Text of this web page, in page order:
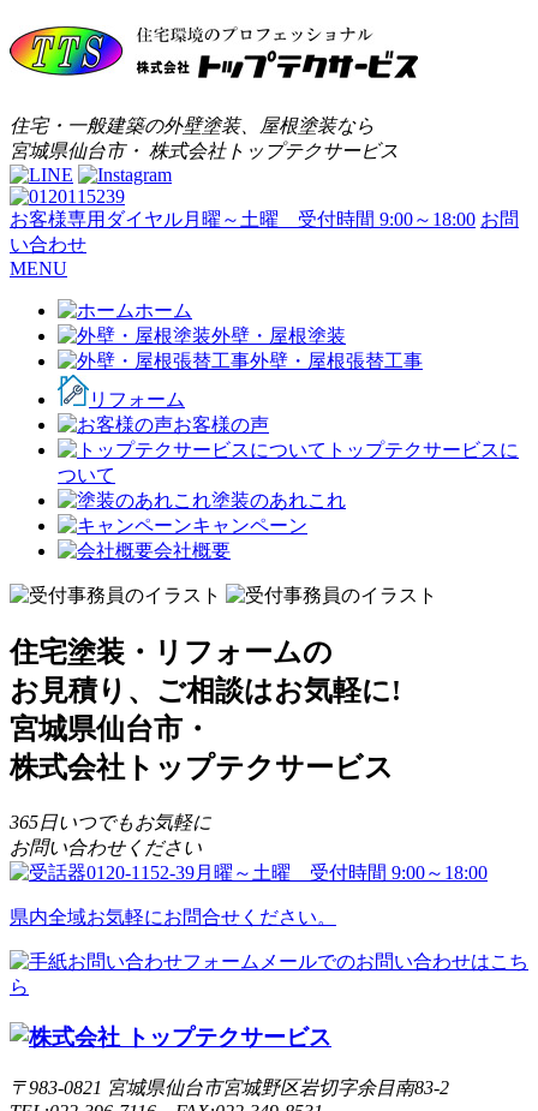
住宅・一般建築の外壁塗装、屋根塗装なら
宮城県仙台市・ 株式会社トップテクサービス
お客様専用ダイヤル月曜～土曜 受付時間 9:00～18:00 お問
い合わせ
MENU
ホーム
外壁・屋根塗装
外壁・屋根張替工事
リフォーム
お客様の声
トップテクサービスに
ついて
塗装のあれこれ
キャンペーン
会社概要
住宅塗装・リフォームの
お見積り、ご相談はお気軽に!
宮城県仙台市・
株式会社トップテクサービス
365日いつでもお気軽に
お問い合わせください
0120-1152-39月曜～土曜 受付時間 9:00～18:00
県内全域お気軽にお問合せください。
お問い合わせフォーム メールでのお問い合わせはこち
ら
〒983-0821 宮城県仙台市宮城野区岩切字余目南83-2